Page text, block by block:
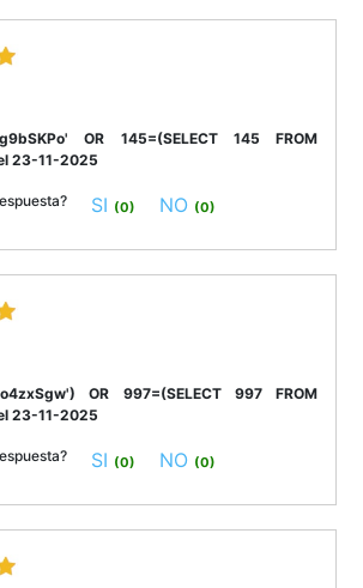
OR 145=(SELECT 145 FROM
23-11-2025
SI (0) NO (0)
OR 997=(SELECT 997 FROM
23-11-2025
SI (0) NO (0)